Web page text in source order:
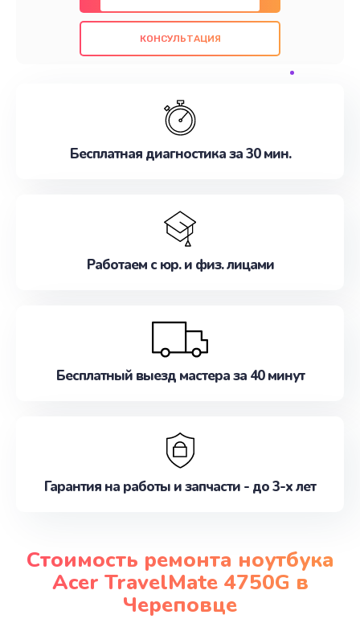
также гарантируем качество всех
проведенных работ. Наша цель - предоставить
наилучшим образом. Не медлите записаться на
КОНСУЛЬТАЦИЯ
Бесплатная диагностика за 30 мин.
Работаем с юр. и физ. лицами
Бесплатный выезд мастера за 40 минут
Гарантия на работы и запчасти - до 3-х лет
Стоимость ремонта ноутбука
Acer TravelMate 4750G в
Череповце